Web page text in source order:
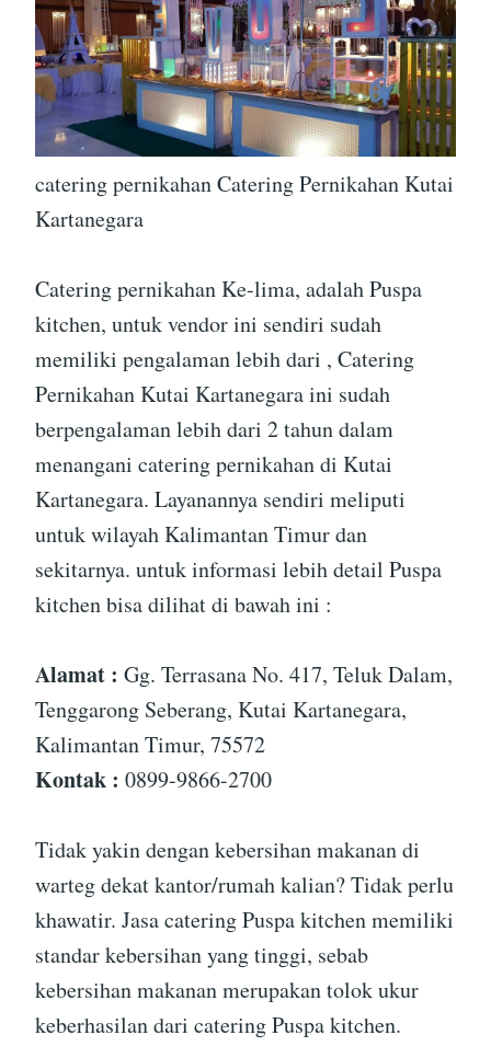
catering pernikahan Catering Pernikahan Kutai
Kartanegara
Catering pernikahan Ke-lima, adalah Puspa
kitchen, untuk vendor ini sendiri sudah
memiliki pengalaman lebih dari , Catering
Pernikahan Kutai Kartanegara ini sudah
berpengalaman lebih dari 2 tahun dalam
menangani catering pernikahan di Kutai
Kartanegara. Layanannya sendiri meliputi
untuk wilayah Kalimantan Timur dan
sekitarnya. untuk informasi lebih detail Puspa
kitchen bisa dilihat di bawah ini :
Alamat : Gg. Terrasana No. 417, Teluk Dalam,
Tenggarong Seberang, Kutai Kartanegara,
Kalimantan Timur, 75572
Kontak : 0899-9866-2700
Tidak yakin dengan kebersihan makanan di
warteg dekat kantor/rumah kalian? Tidak perlu
khawatir. Jasa catering Puspa kitchen memiliki
standar kebersihan yang tinggi, sebab
kebersihan makanan merupakan tolok ukur
keberhasilan dari catering Puspa kitchen.